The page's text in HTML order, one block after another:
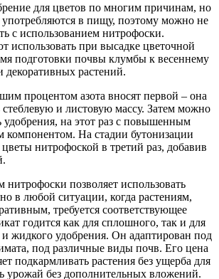
для цветов по многим причинам, но
употребляются в пищу, поэтому можно не
с использованием нитрофоски.
использовать при высадке цветочной
подготовки почвы клумбы к весеннему
декоративных растений.
процентом азота вносят первой – она
и листовую массу. Затем можно
удобрения, на этот раз с повышенным
На стадии бутонизации
нитрофоской в третий раз, добавив
позволяет использовать
в любой ситуации, когда растениям,
требуется соответствующее
годится как для сплошного, так и для
и жидкого удобрения. Он адаптирован под
под различные виды почв. Его цена
подкармливать растения без ущерба для
урожай без дополнительных вложений.